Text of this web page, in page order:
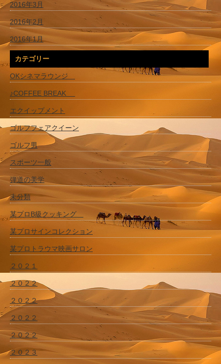
2016年3月
2016年2月
2016年1月
カテゴリー
OKシネマラウンジ
♪COFFEE BREAK
エクイップメント
ゴルフフェアクイーン
ゴルフ男
スポーツ一般
弾道の美学
未分類
某プロB級クッキング
某プロサインコレクション
某プロトラウマ映画サロン
２０２１
２０２２
２０２２
２０２２
２０２２
２０２３